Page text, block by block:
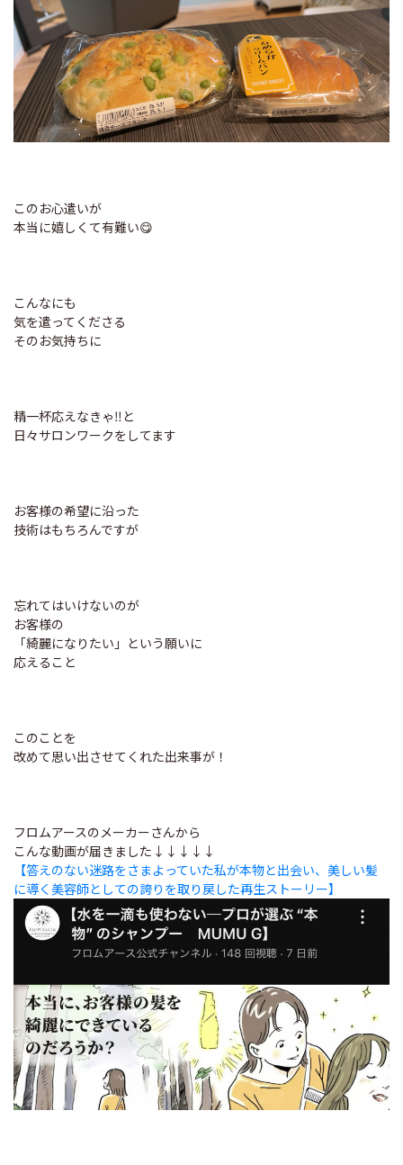
このお心遣いが
本当に嬉しくて有難い😋
こんなにも
気を遣ってくださる
そのお気持ちに
精一杯応えなきゃ‼︎と
日々サロンワークをしてます
お客様の希望に沿った
技術はもちろんですが
忘れてはいけないのが
お客様の
「綺麗になりたい」という願いに
応えること
このことを
改めて思い出させてくれた出来事が！
フロムアースのメーカーさんから
こんな動画が届きました↓↓↓↓↓
【答えのない迷路をさまよっていた私が本物と出会い、美しい髪
に導く美容師としての誇りを取り戻した再生ストーリー】